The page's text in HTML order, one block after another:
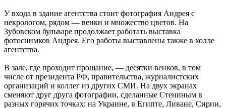
У входа в здание агентства стоит фотография Андрея с
некрологом, рядом — венки и множество цветов. На
Зубовском бульваре продолжает работать выставка
фотоснимков Андрея. Его работы выставлены также в холле
агентства.
В зале, где проходит прощание, — десятки венков, в том
числе от президента РФ, правительства, журналистских
организаций и коллег из других СМИ. На двух экранах
сменяют друг друга фотографии, сделанные Стениным в
разных горячих точках: на Украине, в Египте, Ливане, Сирии,